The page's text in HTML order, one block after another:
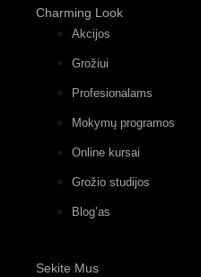
Charming Look
Akcijos
Grožiui
Profesionalams
Mokymų programos
Online kursai
Grožio studijos
Blog’as
Sekite Mus